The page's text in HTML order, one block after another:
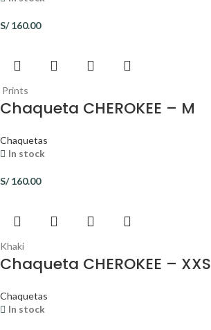
S/160.00
Prints
Chaqueta CHEROKEE – M
Chaquetas
In stock
S/160.00
Khaki
Chaqueta CHEROKEE – XXS
Chaquetas
In stock